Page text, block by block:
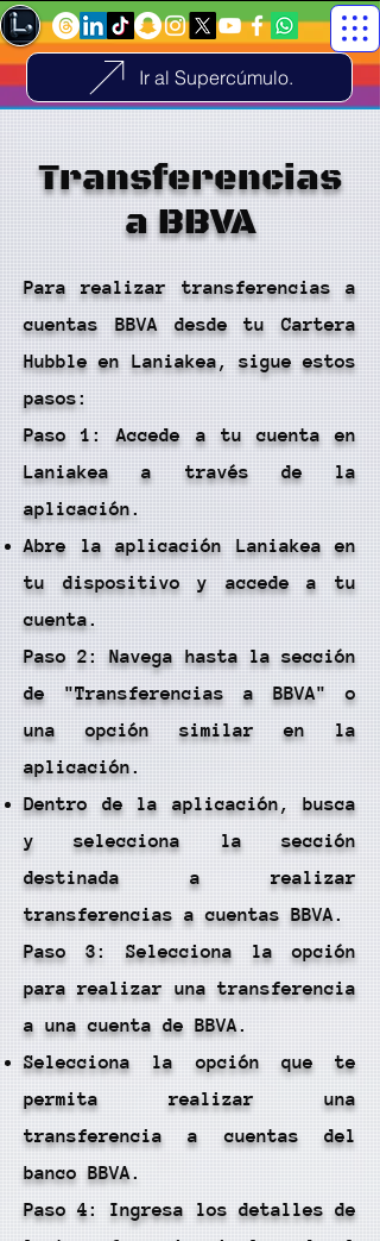
Ir al Supercúmulo.
Transferencias
a BBVA
Para realizar transferencias a
cuentas BBVA desde tu Cartera
Hubble en Laniakea, sigue estos
pasos:
Paso 1: Accede a tu cuenta en
Laniakea a través de la
aplicación.
Abre la aplicación Laniakea en
tu dispositivo y accede a tu
cuenta.
Paso 2: Navega hasta la sección
de "Transferencias a BBVA" o
una opción similar en la
aplicación.
Dentro de la aplicación, busca
y selecciona la sección
destinada a realizar
transferencias a cuentas BBVA.
Paso 3: Selecciona la opción
para realizar una transferencia
a una cuenta de BBVA.
Selecciona la opción que te
permita realizar una
transferencia a cuentas del
banco BBVA.
Paso 4: Ingresa los detalles de